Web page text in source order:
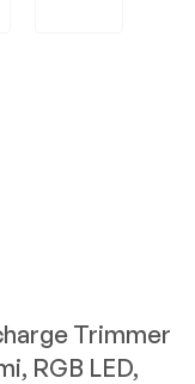
Trimmer
RGB LED,